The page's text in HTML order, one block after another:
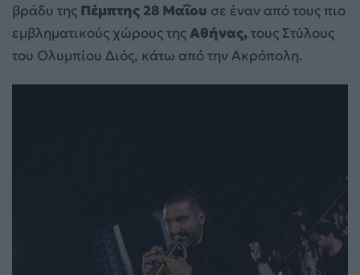
βράδυ της Πέμπτης 28 Μαΐου σε έναν από τους πιο
εμβληματικούς χώρους τηςΑθήνας,τους Στύλους
του Ολυμπίου Διός, κάτω από την Ακρόπολη.